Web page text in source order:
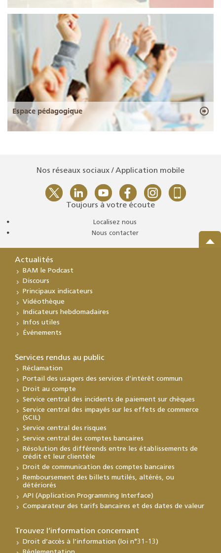
Espace pédagogique
Nos réseaux sociaux / Application mobile
Toujours à votre écoute
Localisez nous
Nous contacter
Actualités
BAM le Podcast
Discours
Principaux indicateurs
Vidéothèque
Indicateurs hebdomadaires
Infos utiles
Événements
Services rendus au public
Réclamation
Portail des usagers des services d’intérêt commun
Droit au compte
Service central des incidents de paiement sur chèques
Service central des impayés sur les effets de commerce
(SCIL)
Service central des risques
Service central des comptes bancaires
Résolution des différends entre les établissements de
crédit et leur clientèle
Droit de communication des comptes bancaires
Remboursement des billets mutilés, altérés, ou
détériorés
API (Application Programming Interface)
Comparateur des tarifs bancaires et des dates de valeur
Trouvez l’information concernant
Droit d’accès à l’information (loi n°31-13)